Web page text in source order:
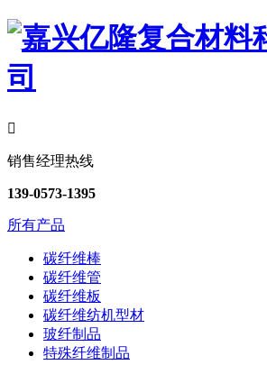

销售经理热线
139-0573-1395
所有产品
碳纤维棒
碳纤维管
碳纤维板
碳纤维纺机型材
玻纤制品
特殊纤维制品